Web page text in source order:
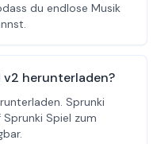
du endlose Musik
herunterladen?
Sprunki
Spiel zum